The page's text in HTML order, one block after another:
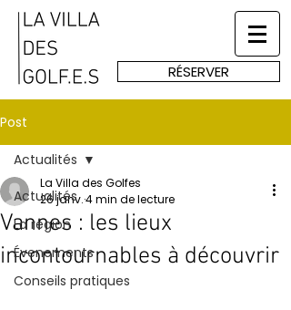
RÉSERVER
Post
Actualités
La région
Évenements
Conseils pratiques
Actualités
Vannes : les lieux
incontournables à découvrir
La Villa des Golfes
26 janv.4 min de lecture